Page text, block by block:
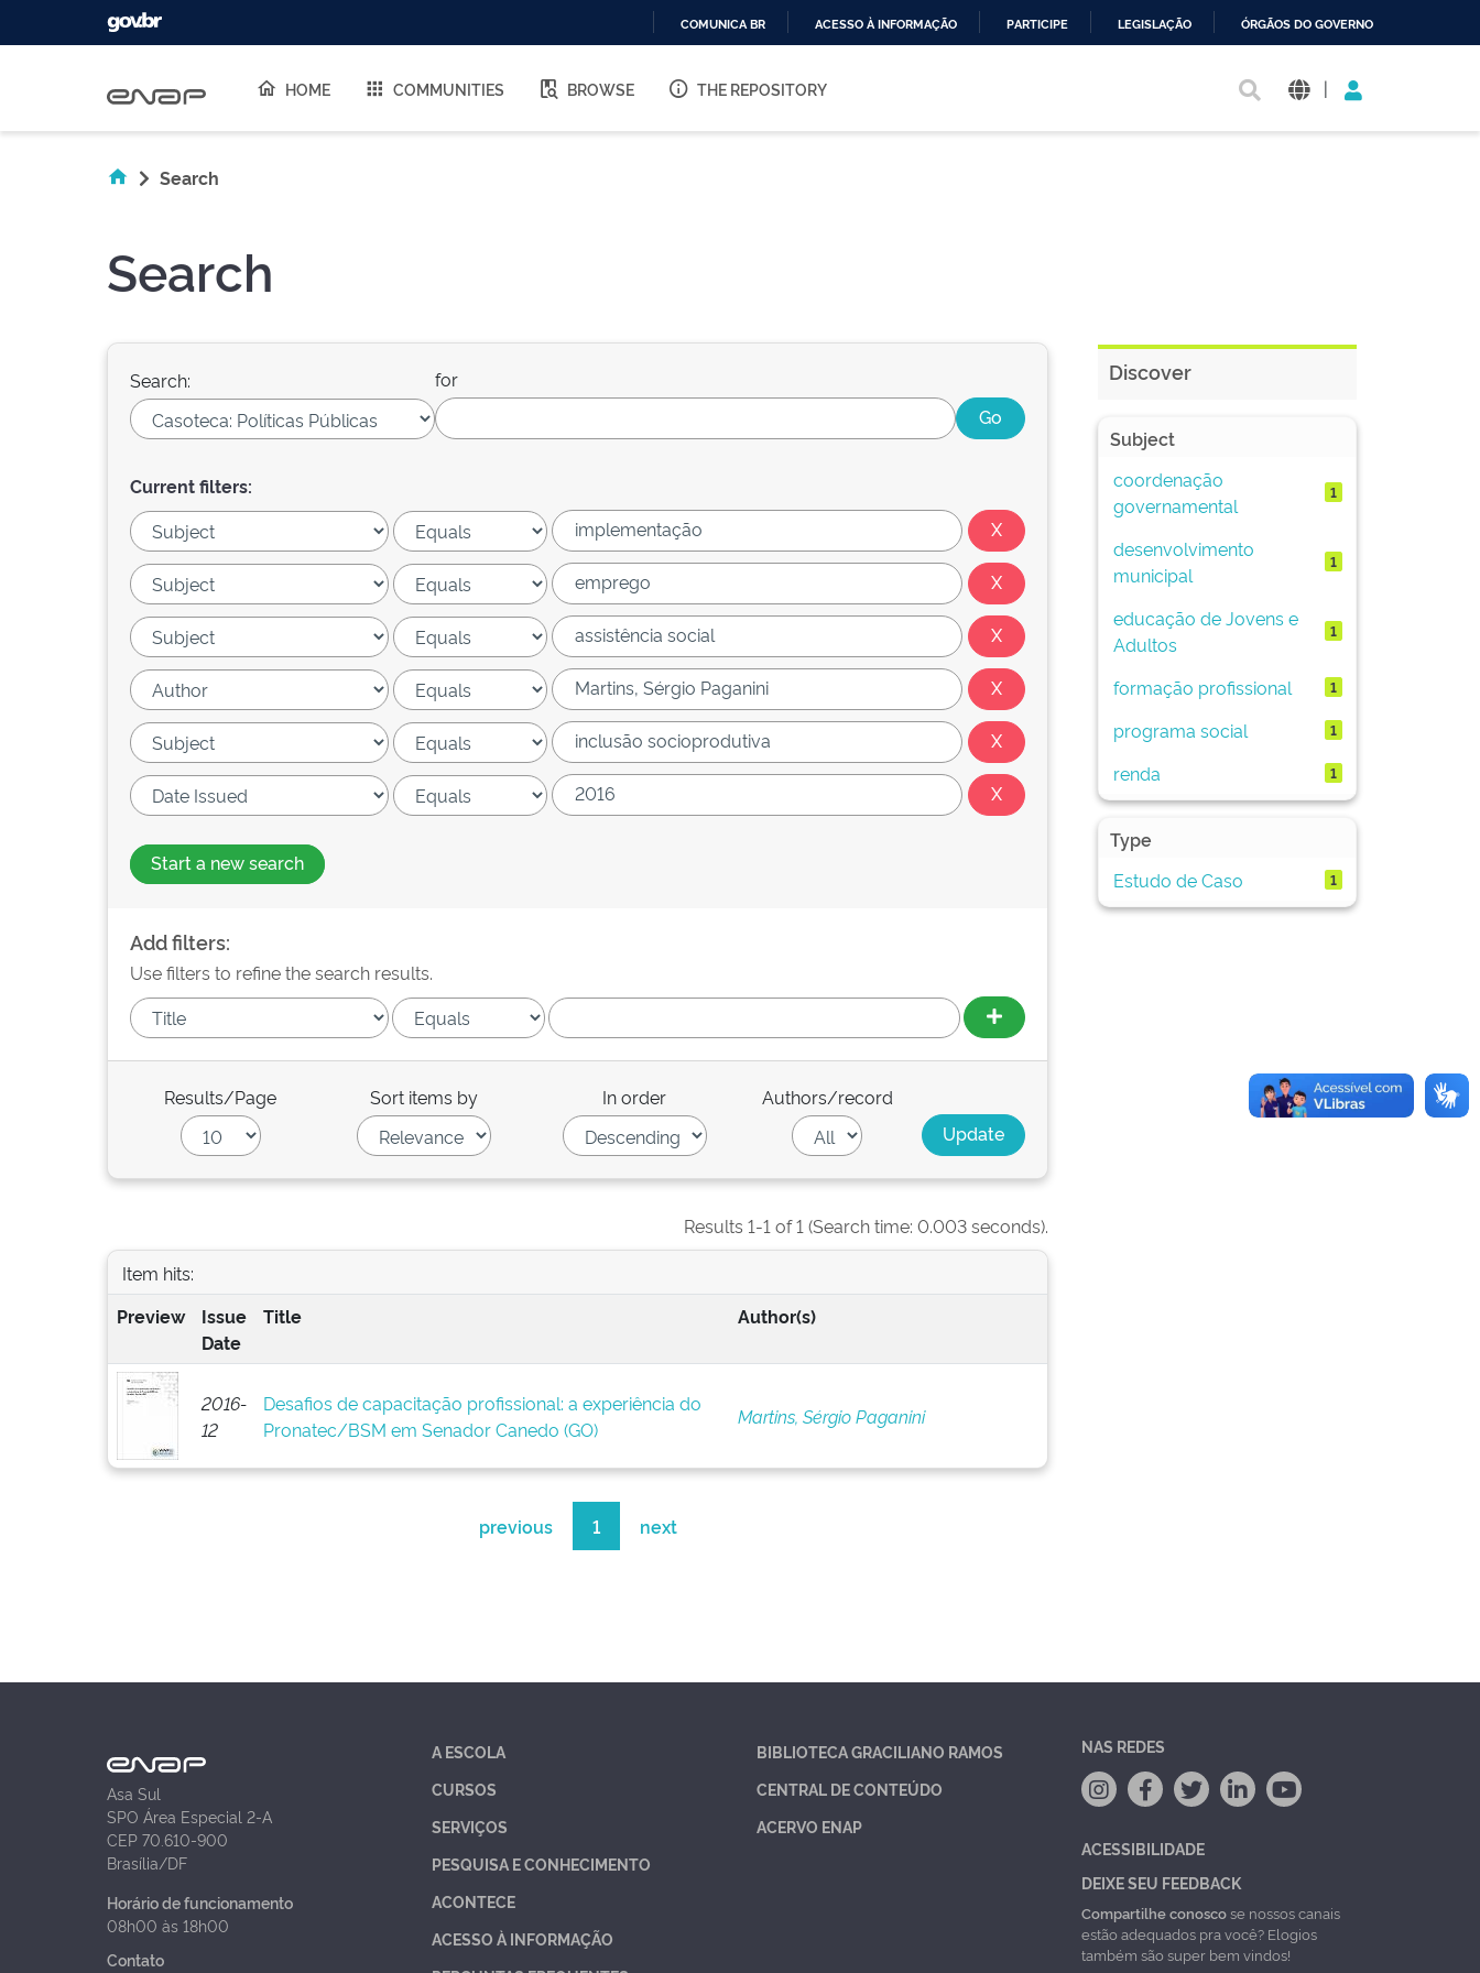
O
COMUNICA BR ACESSO À INFORMAÇÃO PARTICIPE LEGISLAÇÃO ÓRGÃOS DO GOVERNO
HOME COMMUNITIES BROWSE THE REPOSITORY |
Search
Search
Search: for
Current filters:
Start a new search
Add filters:
Use filters to refine the search results.
Results/Page Sort items by In order Authors/record
Results 1-1 of 1 (Search time: 0.003 seconds).
Item hits:
Preview
Issue
Date
Title Author(s)
2016-
12
Desafios de capacitação profissional: a experiência do
Pronatec/BSM em Senador Canedo (GO)
Martins, Sérgio Paganini
previous 1 next
Discover
Subject
coordenação
governamental
1
desenvolvimento
municipal
1
educação de Jovens e
Adultos
1
formação profissional 1
programa social 1
renda 1
Type
Estudo de Caso
1
Asa Sul
SPO Área Especial 2-A
CEP 70.610-900
Brasília/DF
Horário de funcionamento
08h00 às 18h00
Contato
A ESCOLA
CURSOS
SERVIÇOS
PESQUISA E CONHECIMENTO
ACONTECE
ACESSO À INFORMAÇÃO
BIBLIOTECA GRACILIANO RAMOS
CENTRAL DE CONTEÚDO
ACERVO ENAP
NAS REDES
ACESSIBILIDADE
DEIXE SEU FEEDBACK
Compartilhe conoscose nossos canais
estão adequados pra você? Elogios
também são super bem vindos!